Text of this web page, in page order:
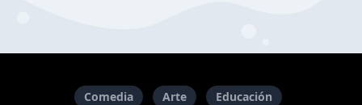
Comedia Arte
Educación